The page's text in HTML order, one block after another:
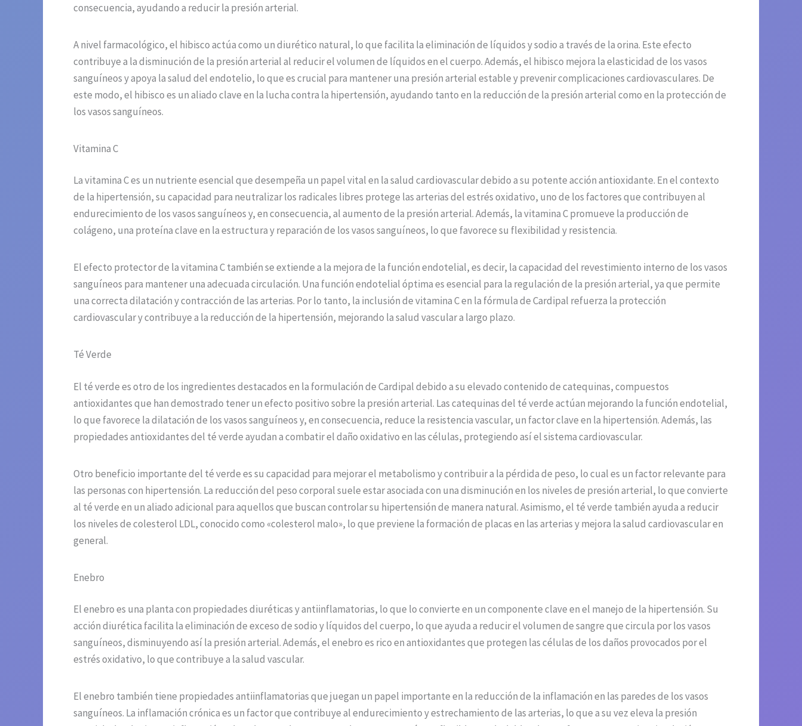
consecuencia, ayudando a reducir la presión arterial.
A nivel farmacológico, el hibisco actúa como un diurético natural, lo que facilita la eliminación de líquidos y sodio a través de la orina. Este efecto
contribuye a la disminución de la presión arterial al reducir el volumen de líquidos en el cuerpo. Además, el hibisco mejora la elasticidad de los vasos
sanguíneos y apoya la salud del endotelio, lo que es crucial para mantener una presión arterial estable y prevenir complicaciones cardiovasculares. De
este modo, el hibisco es un aliado clave en la lucha contra la hipertensión, ayudando tanto en la reducción de la presión arterial como en la protección de
los vasos sanguíneos.
Vitamina C
La vitamina C es un nutriente esencial que desempeña un papel vital en la salud cardiovascular debido a su potente acción antioxidante. En el contexto
de la hipertensión, su capacidad para neutralizar los radicales libres protege las arterias del estrés oxidativo, uno de los factores que contribuyen al
endurecimiento de los vasos sanguíneos y, en consecuencia, al aumento de la presión arterial. Además, la vitamina C promueve la producción de
colágeno, una proteína clave en la estructura y reparación de los vasos sanguíneos, lo que favorece su flexibilidad y resistencia.
El efecto protector de la vitamina C también se extiende a la mejora de la función endotelial, es decir, la capacidad del revestimiento interno de los vasos
sanguíneos para mantener una adecuada circulación. Una función endotelial óptima es esencial para la regulación de la presión arterial, ya que permite
una correcta dilatación y contracción de las arterias. Por lo tanto, la inclusión de vitamina C en la fórmula de Cardipal refuerza la protección
cardiovascular y contribuye a la reducción de la hipertensión, mejorando la salud vascular a largo plazo.
Té Verde
El té verde es otro de los ingredientes destacados en la formulación de Cardipal debido a su elevado contenido de catequinas, compuestos
antioxidantes que han demostrado tener un efecto positivo sobre la presión arterial. Las catequinas del té verde actúan mejorando la función endotelial,
lo que favorece la dilatación de los vasos sanguíneos y, en consecuencia, reduce la resistencia vascular, un factor clave en la hipertensión. Además, las
propiedades antioxidantes del té verde ayudan a combatir el daño oxidativo en las células, protegiendo así el sistema cardiovascular.
Otro beneficio importante del té verde es su capacidad para mejorar el metabolismo y contribuir a la pérdida de peso, lo cual es un factor relevante para
las personas con hipertensión. La reducción del peso corporal suele estar asociada con una disminución en los niveles de presión arterial, lo que convierte
al té verde en un aliado adicional para aquellos que buscan controlar su hipertensión de manera natural. Asimismo, el té verde también ayuda a reducir
los niveles de colesterol LDL, conocido como «colesterol malo», lo que previene la formación de placas en las arterias y mejora la salud cardiovascular en
general.
Enebro
El enebro es una planta con propiedades diuréticas y antiinflamatorias, lo que lo convierte en un componente clave en el manejo de la hipertensión. Su
acción diurética facilita la eliminación de exceso de sodio y líquidos del cuerpo, lo que ayuda a reducir el volumen de sangre que circula por los vasos
sanguíneos, disminuyendo así la presión arterial. Además, el enebro es rico en antioxidantes que protegen las células de los daños provocados por el
estrés oxidativo, lo que contribuye a la salud vascular.
El enebro también tiene propiedades antiinflamatorias que juegan un papel importante en la reducción de la inflamación en las paredes de los vasos
sanguíneos. La inflamación crónica es un factor que contribuye al endurecimiento y estrechamiento de las arterias, lo que a su vez eleva la presión